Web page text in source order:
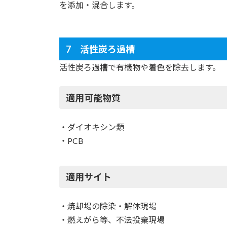
を添加・混合します。
7 活性炭ろ過槽
活性炭ろ過槽で有機物や着色を除去します。
適用可能物質
・ダイオキシン類
・PCB
適用サイト
・焼却場の除染・解体現場
・燃えがら等、不法投棄現場